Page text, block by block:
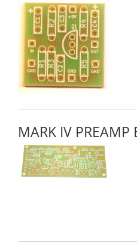
MARK IV PREAMP